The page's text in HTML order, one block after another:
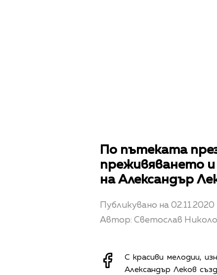
По пътеката
преживяването
на Александър
Публикувано на 02.11.2020
Автор: Светослав
С красиви мелодии,
Александър Леков